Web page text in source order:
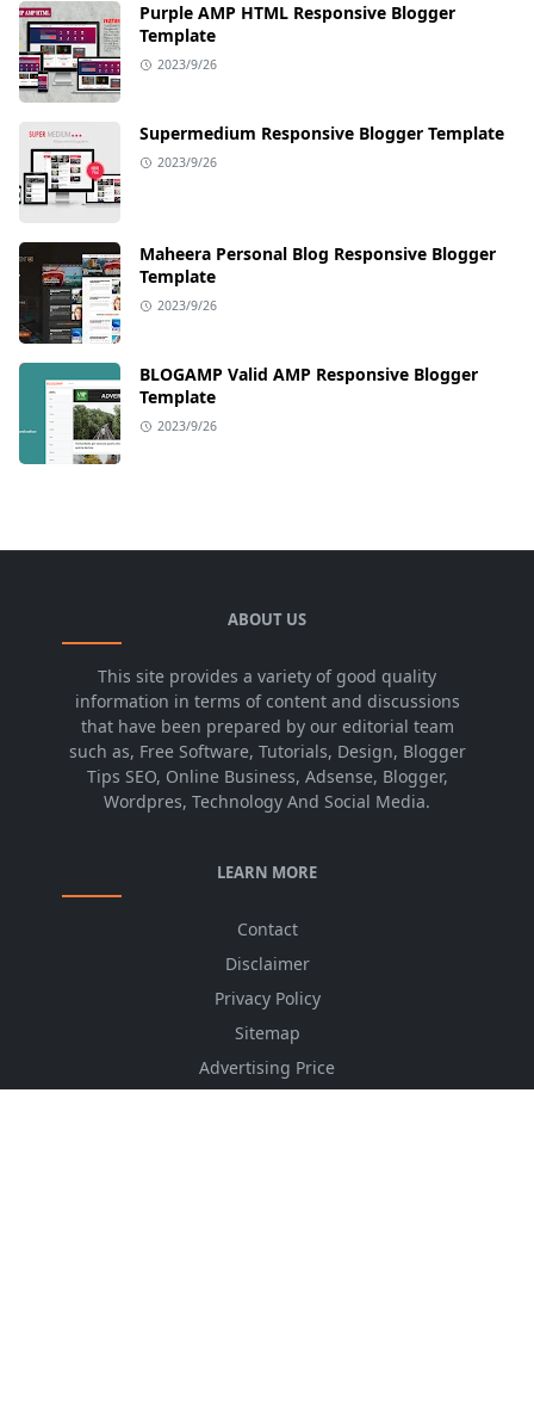
Purple AMP HTML Responsive Blogger
Template
2023/9/26
Supermedium Responsive Blogger Template
2023/9/26
Maheera Personal Blog Responsive Blogger
Template
2023/9/26
BLOGAMP Valid AMP Responsive Blogger
Template
2023/9/26
ABOUT US
This site provides a variety of good quality
information in terms of content and discussions
that have been prepared by our editorial team
such as, Free Software, Tutorials, Design, Blogger
Tips SEO, Online Business, Adsense, Blogger,
Wordpres, Technology And Social Media.
LEARN MORE
Contact
Disclaimer
Privacy Policy
Sitemap
Advertising Price